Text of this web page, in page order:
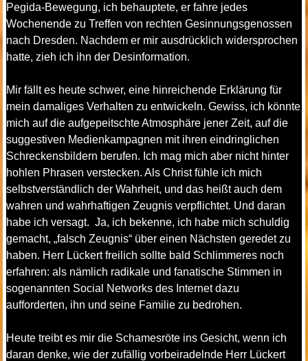
Pegida-Bewegung, ich behauptete, er fahre jedes
Wochenende zu Treffen von rechten Gesinnungsgenossen
nach Dresden. Nachdem er mir ausdrücklich widersprochen
hatte, zieh ich ihn der Desinformation.
Mir fällt es heute schwer, eine hinreichende Erklärung für
mein damaliges Verhalten zu entwickeln. Gewiss, ich könnte
mich auf die aufgepeitschte Atmosphäre jener Zeit, auf die
suggestiven Medienkampagnen mit ihren eindringlichen
Schreckensbildern berufen. Ich mag mich aber nicht hinter
hohlen Phrasen verstecken. Als Christ fühle ich mich
selbstverständlich der Wahrheit, und das heißt auch dem
wahren und wahrhaftigen Zeugnis verpflichtet. Und daran
habe ich versagt. Ja, ich bekenne, ich habe mich schuldig
gemacht, „falsch Zeugnis“ über einen Nächsten geredet zu
haben. Herr Lückert freilich sollte bald Schlimmeres noch
erfahren: als nämlich radikale und fanatische Stimmen in
sogenannten Social Networks des Internet dazu
aufforderten, ihn und seine Familie zu bedrohen.
Heute treibt es mir die Schamesröte ins Gesicht, wenn ich
daran denke, wie der zufällig vorbeiradelnde Herr Lückert